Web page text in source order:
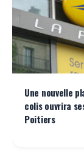
Une nouvelle
colis ouvrira
Poitiers